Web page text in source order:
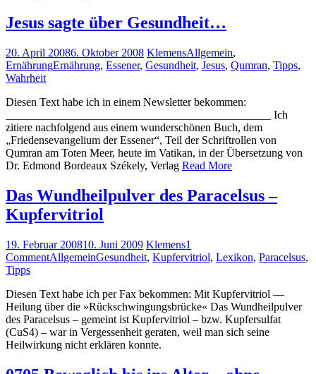
Jesus sagte über Gesundheit…
20. April 20086. Oktober 2008 KlemensAllgemein,
ErnährungErnährung, Essener, Gesundheit, Jesus, Qumran, Tipps,
Wahrheit
Diesen Text habe ich in einem Newsletter bekommen:
_______________________________________________ Ich
zitiere nachfolgend aus einem wunderschönen Buch, dem
„Friedensevangelium der Essener“, Teil der Schriftrollen von
Qumran am Toten Meer, heute im Vatikan, in der Übersetzung von
Dr. Edmond Bordeaux Székely, Verlag Read More
Das Wundheilpulver des Paracelsus –
Kupfervitriol
19. Februar 200810. Juni 2009 Klemens1
CommentAllgemeinGesundheit, Kupfervitriol, Lexikon, Paracelsus,
Tipps
Diesen Text habe ich per Fax bekommen: Mit Kupfervitriol —
Heilung über die »Rückschwingungsbrücke« Das Wundheilpulver
des Paracelsus – gemeint ist Kupfervitriol – bzw. Kupfersulfat
(CuS4) – war in Vergessenheit geraten, weil man sich seine
Heilwirkung nicht erklären konnte.